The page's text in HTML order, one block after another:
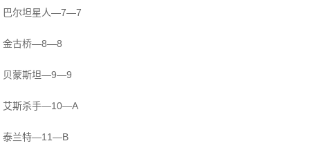
巴尔坦星人—7—7
金古桥—8—8
贝蒙斯坦—9—9
艾斯杀手—10—A
泰兰特—11—B